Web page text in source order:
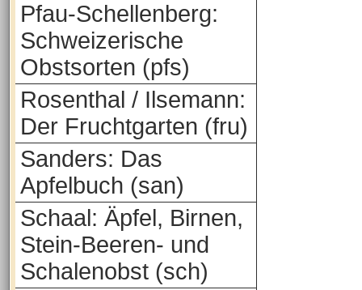
Pfau-Schellenberg:
Schweizerische
Obstsorten (pfs)
Rosenthal / Ilsemann:
Der Fruchtgarten (fru)
Sanders: Das
Apfelbuch (san)
Schaal: Äpfel, Birnen,
Stein-Beeren- und
Schalenobst (sch)